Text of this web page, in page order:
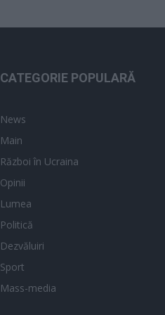
CATEGORIE POPULARĂ
News
Main
Război în Ucraina
Opinii
Lumea
Politică
Dezvăluiri
Sport
Mass-media